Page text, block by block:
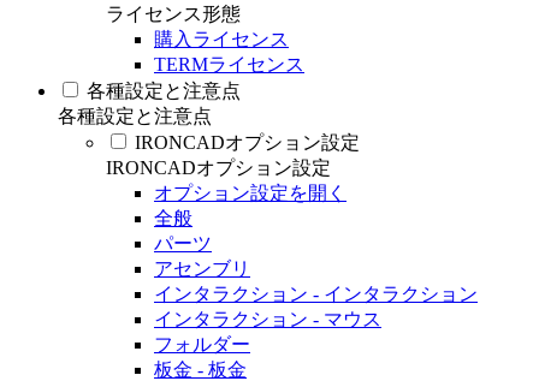
ライセンス形態
購入ライセンス
TERMライセンス
各種設定と注意点
各種設定と注意点
IRONCADオプション設定
IRONCADオプション設定
オプション設定を開く
全般
パーツ
アセンブリ
インタラクション - インタラクション
インタラクション - マウス
フォルダー
板金 - 板金